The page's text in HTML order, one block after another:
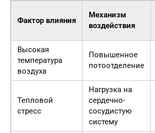
Фактор влияния
Механизм
воздействия
Высокая
температура
воздуха
Повышенное
потоотделение
Тепловой
стресс
Нагрузка на
сердечно-
сосудистую
систему